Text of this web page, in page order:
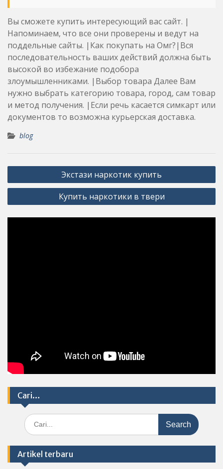
Вы сможете купить интересующий вас сайт. |
Напоминаем, что все они проверены и ведут на
поддельные сайты. |Как покупать на Омг?|Вся
последовательность ваших действий должна быть
высокой во избежание подобора
злоумышленниками. |Выбор товара Далее Вам
нужно выбрать категорию товара, город, сам товар
и метод получения. |Если речь касается симкарт или
документов то возможна курьерская доставка.
blog
Post
navigation
Экстази наркотик купить
Купить наркотики в твери
Cari…
Search
for:
Artikel terbaru